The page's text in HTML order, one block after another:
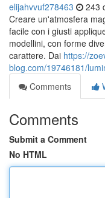
elijahvvuf278463 243
Creare un'atmosfera
facile con i giusti
modellini, con forme
carattere. Dai https://
blog.com/19746181/
Comments
Comments
Submit a Comment
No HTML